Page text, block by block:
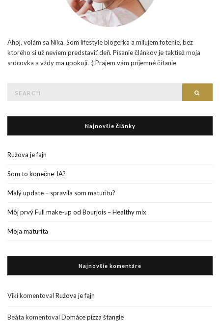
Ahoj, volám sa Nika. Som lifestyle blogerka a milujem fotenie, bez
ktorého si už neviem predstaviť deň. Písanie článkov je taktiež moja
srdcovka a vždy ma upokojí. :) Prajem vám príjemné čítanie
Najnovšie články
Ružova je fajn
Som to konečne JA?
Malý update – spravila som maturitu?
Môj prvý Full make-up od Bourjois – Healthy mix
Moja maturita
Najnovšie komentáre
Vikikomentoval Ružova je fajn
Beáta komentoval Domáce pizza štangle